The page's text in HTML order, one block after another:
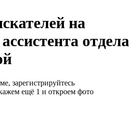
на
отдела
зарегистрируйтесь
ещё 1 и откроем фото